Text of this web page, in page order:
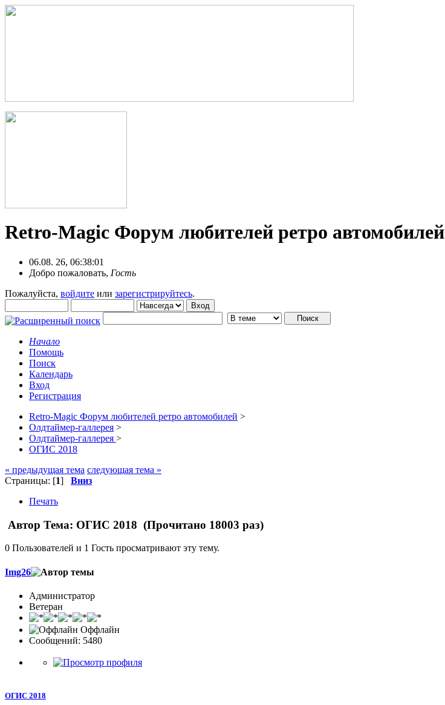
Retro-Magic Форум любителей ретро автомобилей
06.08. 26, 06:38:01
Добро пожаловать, Гость
Пожалуйста, войдите или зарегистрируйтесь.
Начало
Помощь
Поиск
Календарь
Вход
Регистрация
Retro-Magic Форум любителей ретро автомобилей >
Олдтаймер-галлерея >
Олдтаймер-галлерея >
ОГИС 2018
« предыдущая тема следующая тема »
Страницы: [1] Вниз
Печать
Автор Тема: ОГИС 2018 (Прочитано 18003 раз)
0 Пользователей и 1 Гость просматривают эту тему.
Img26
Администратор
Ветеран
Оффлайн
Сообщений: 5480
ОГИС 2018